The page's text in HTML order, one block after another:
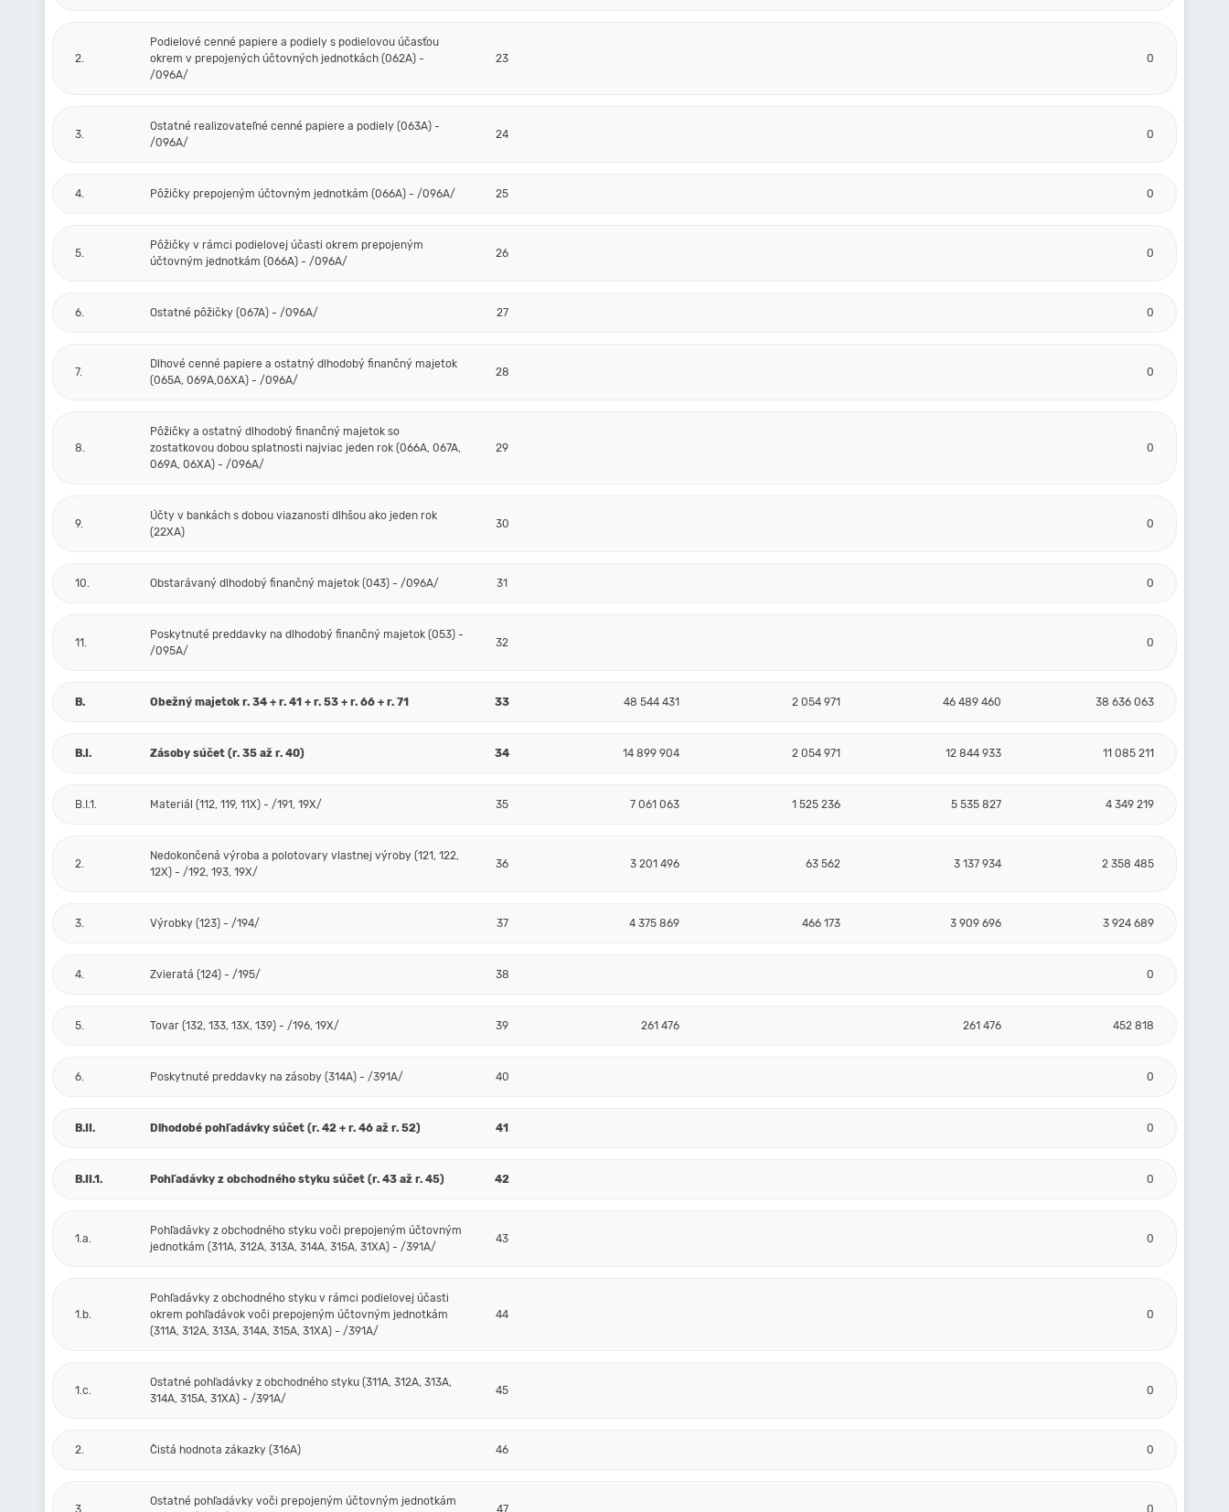
2.
Podielové cenné papiere a podiely s podielovou účasťou
okrem v prepojených účtovných jednotkách (062A) -
/096A/
23 0
3.
Ostatné realizovateľné cenné papiere a podiely (063A) -
/096A/
24 0
4. Pôžičky prepojeným účtovným jednotkám (066A) - /096A/ 25 0
5.
Pôžičky v rámci podielovej účasti okrem prepojeným
účtovným jednotkám (066A) - /096A/
26 0
6. Ostatné pôžičky (067A) - /096A/ 27 0
7.
Dlhové cenné papiere a ostatný dlhodobý finančný majetok
(065A, 069A,06XA) - /096A/
28 0
8.
Pôžičky a ostatný dlhodobý finančný majetok so
zostatkovou dobou splatnosti najviac jeden rok (066A, 067A,
069A, 06XA) - /096A/
29 0
9.
Účty v bankách s dobou viazanosti dlhšou ako jeden rok
(22XA)
30 0
10. Obstarávaný dlhodobý finančný majetok (043) - /096A/ 31 0
11.
Poskytnuté preddavky na dlhodobý finančný majetok (053) -
/095A/
32 0
B. Obežný majetok r. 34 + r. 41 + r. 53 + r. 66 + r. 71 33 48 544 431 2 054 971 46 489 460 38 636 063
B.I. Zásoby súčet (r. 35 až r. 40) 34 14 899 904 2 054 971 12 844 933 11 085 211
B.I.1. Materiál (112, 119, 11X) - /191, 19X/ 35 7 061 063 1 525 236 5 535 827 4 349 219
2.
Nedokončená výroba a polotovary vlastnej výroby (121, 122,
12X) - /192, 193, 19X/
36 3 201 496 63 562 3 137 934 2 358 485
3. Výrobky (123) - /194/ 37 4 375 869 466 173 3 909 696 3 924 689
4. Zvieratá (124) - /195/ 38 0
5. Tovar (132, 133, 13X, 139) - /196, 19X/ 39 261 476 261 476 452 818
6. Poskytnuté preddavky na zásoby (314A) - /391A/ 40 0
B.II. Dlhodobé pohľadávky súčet (r. 42 + r. 46 až r. 52) 41 0
B.II.1. Pohľadávky z obchodného styku súčet (r. 43 až r. 45) 42 0
1.a.
Pohľadávky z obchodného styku voči prepojeným účtovným
jednotkám (311A, 312A, 313A, 314A, 315A, 31XA) - /391A/
43 0
1.b.
Pohľadávky z obchodného styku v rámci podielovej účasti
okrem pohľadávok voči prepojeným účtovným jednotkám
(311A, 312A, 313A, 314A, 315A, 31XA) - /391A/
44 0
1.c.
Ostatné pohľadávky z obchodného styku (311A, 312A, 313A,
314A, 315A, 31XA) - /391A/
45 0
2. Čistá hodnota zákazky (316A) 46 0
3.
Ostatné pohľadávky voči prepojeným účtovným jednotkám
47 0